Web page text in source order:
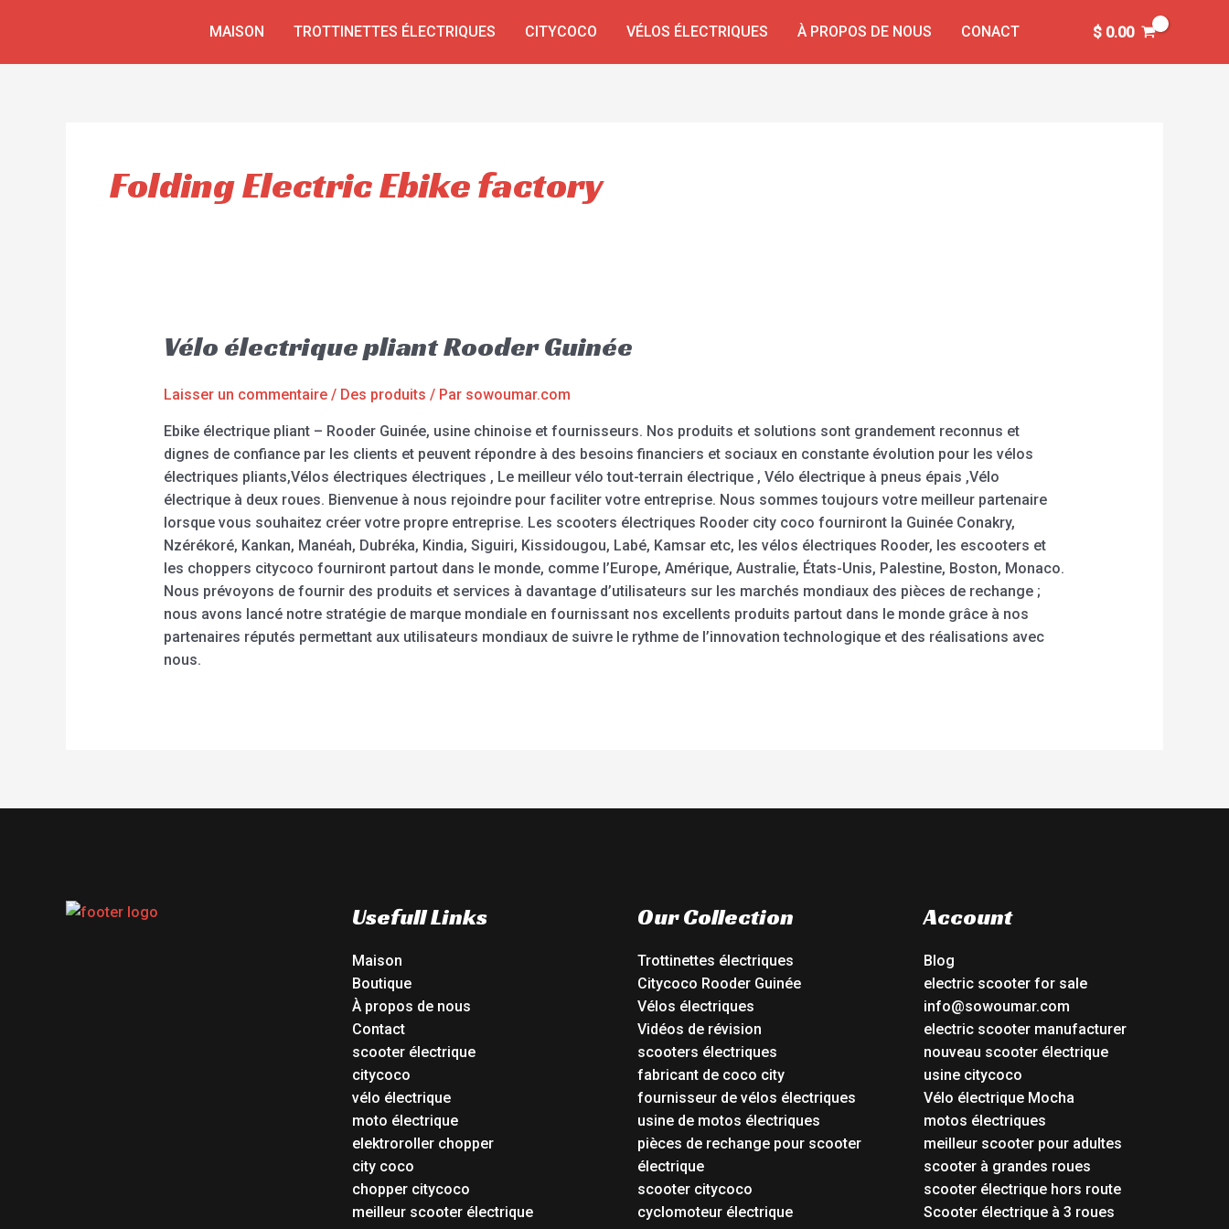
MAISON TROTTINETTES ÉLECTRIQUES CITYCOCO VÉLOS ÉLECTRIQUES À PROPOS DE NOUS CONACT $0.00
Folding Electric Ebike factory
Vélo électrique pliant Rooder Guinée
Laisser un commentaire / Des produits / Par sowoumar.com
Ebike électrique pliant – Rooder Guinée, usine chinoise et fournisseurs. Nos produits et solutions sont grandement reconnus et
dignes de confiance par les clients et peuvent répondre à des besoins financiers et sociaux en constante évolution pour les vélos
électriques pliants,Vélos électriques électriques , Le meilleur vélo tout-terrain électrique , Vélo électrique à pneus épais ,Vélo
électrique à deux roues. Bienvenue à nous rejoindre pour faciliter votre entreprise. Nous sommes toujours votre meilleur partenaire
lorsque vous souhaitez créer votre propre entreprise. Les scooters électriques Rooder city coco fourniront la Guinée Conakry,
Nzérékoré, Kankan, Manéah, Dubréka, Kindia, Siguiri, Kissidougou, Labé, Kamsar etc, les vélos électriques Rooder, les escooters et
les choppers citycoco fourniront partout dans le monde, comme l’Europe, Amérique, Australie, États-Unis, Palestine, Boston, Monaco.
Nous prévoyons de fournir des produits et services à davantage d’utilisateurs sur les marchés mondiaux des pièces de rechange ;
nous avons lancé notre stratégie de marque mondiale en fournissant nos excellents produits partout dans le monde grâce à nos
partenaires réputés permettant aux utilisateurs mondiaux de suivre le rythme de l’innovation technologique et des réalisations avec
nous.
Usefull Links
Maison
Boutique
À propos de nous
Contact
scooter électrique
citycoco
vélo électrique
moto électrique
elektroroller chopper
city coco
chopper citycoco
meilleur scooter électrique
Our Collection
Trottinettes électriques
Citycoco Rooder Guinée
Vélos électriques
Vidéos de révision
scooters électriques
fabricant de coco city
fournisseur de vélos électriques
usine de motos électriques
pièces de rechange pour scooter
électrique
scooter citycoco
cyclomoteur électrique
Account
Blog
electric scooter for sale
info@sowoumar.com
electric scooter manufacturer
nouveau scooter électrique
usine citycoco
Vélo électrique Mocha
motos électriques
meilleur scooter pour adultes
scooter à grandes roues
scooter électrique hors route
Scooter électrique à 3 roues